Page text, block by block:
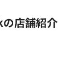
店舗紹介